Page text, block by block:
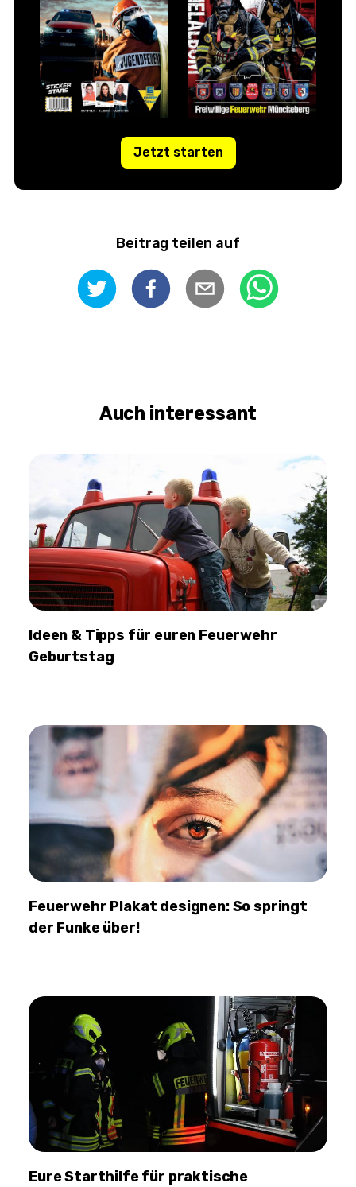
Jetzt starten
Beitrag teilen auf
Auch interessant
Ideen & Tipps für euren Feuerwehr
Geburtstag
Feuerwehr Plakat designen: So springt
der Funke über!
Eure Starthilfe für praktische